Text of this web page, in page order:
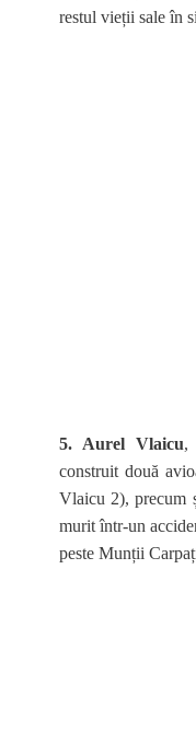
restul vieții sale în
5. Aurel Vlaicu,
construit două
Vlaicu 2), precum
murit într-un
peste Munții